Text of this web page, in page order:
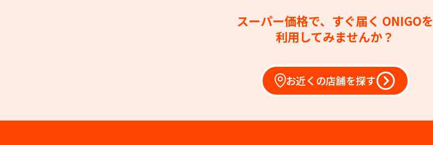
スーパー価格で、すぐ届く ONIGOを
利用してみませんか？
お近くの店舗を探す